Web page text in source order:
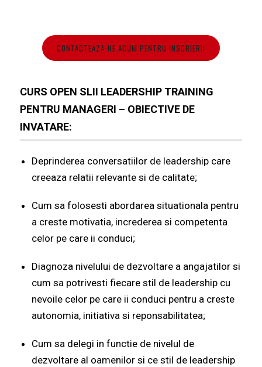
CONTACTEAZA-NE ACUM PENTRU INSCRIERI!
CURS OPEN SLII LEADERSHIP TRAINING
PENTRU MANAGERI – OBIECTIVE DE
INVATARE:
Deprinderea conversatiilor de leadership care
creeaza relatii relevante si de calitate;
Cum sa folosesti abordarea situationala pentru
a creste motivatia, increderea si competenta
celor pe care ii conduci;
Diagnoza nivelului de dezvoltare a angajatilor si
cum sa potrivesti fiecare stil de leadership cu
nevoile celor pe care ii conduci pentru a creste
autonomia, initiativa si reponsabilitatea;
Cum sa delegi in functie de nivelul de
dezvoltare al oamenilor si ce stil de leadership